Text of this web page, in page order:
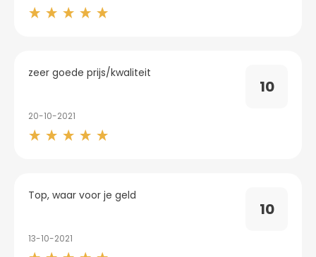
10
zeer goede prijs/kwaliteit
20-10-2021
10
Top, waar voor je geld
13-10-2021